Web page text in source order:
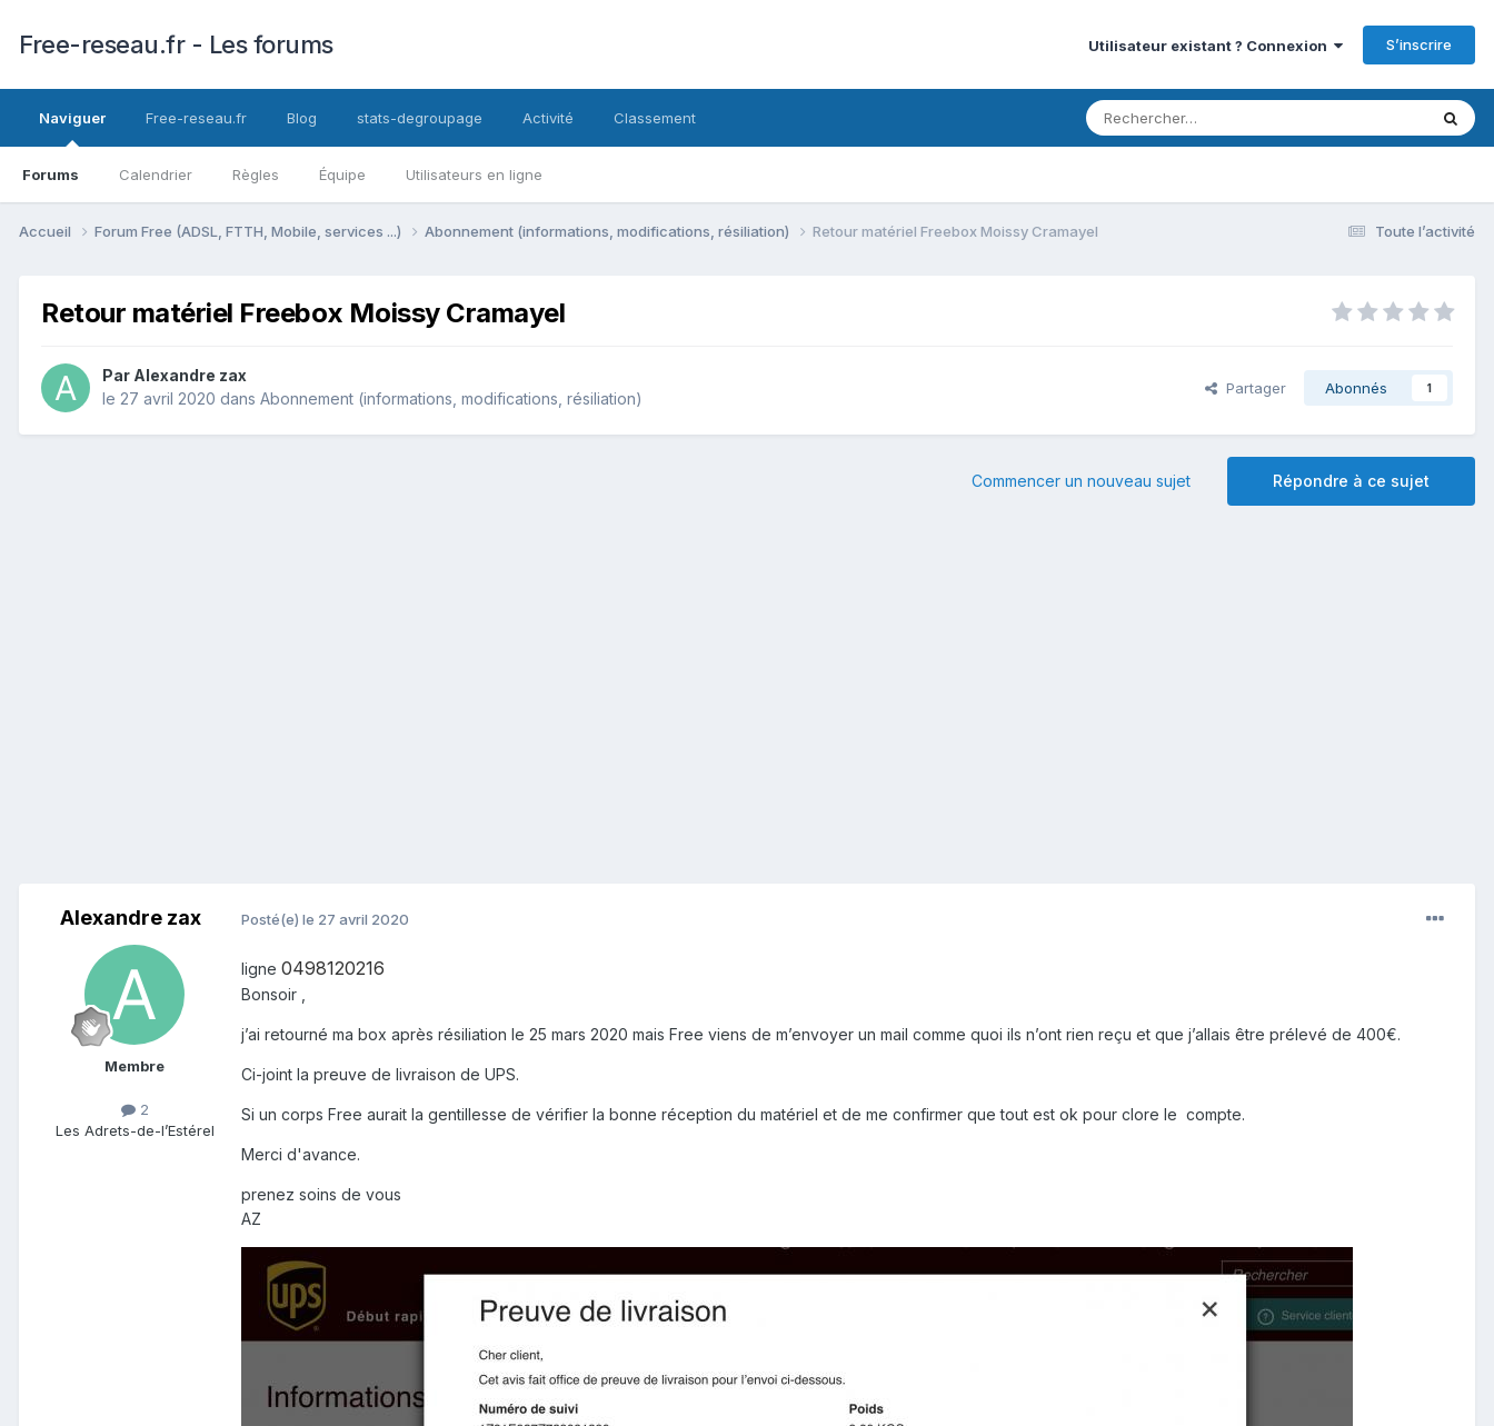
Free-reseau.fr - Les forums Utilisateur existant ? Connexion S’inscrire
Naviguer
Forums Calendrier Règles Équipe Utilisateurs en ligne
Free-reseau.fr Blog stats-degroupage Activité Classement
Toute l’activité
Accueil Forum Free (ADSL, FTTH, Mobile, services ...) Abonnement (informations, modifications, résiliation) Retour matériel Freebox Moissy Cramayel
Retour matériel Freebox Moissy Cramayel
Par Alexandre zax
le 27 avril 2020 dans Abonnement (informations, modifications, résiliation)
Partager Abonnés 1
Répondre à ce sujet
Commencer un nouveau sujet
Alexandre zax
Membre
2
Les Adrets-de-l’Estérel
Posté(e) le 27 avril 2020
ligne 0498120216
Bonsoir ,
j’ai retourné ma box après résiliation le 25 mars 2020 mais Free viens de m’envoyer un mail comme quoi ils n’ont rien reçu et que j’allais être prélevé de 400€.
Ci-joint la preuve de livraison de UPS.
Si un corps Free aurait la gentillesse de vérifier la bonne réception du matériel et de me confirmer que tout est ok pour clore le compte.
Merci d'avance.
prenez soins de vous
AZ